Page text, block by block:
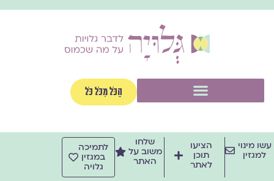
הַכֹּל מִכֹּל כֹּל
מינוי
למגזין
הציעו
תוכן
לאתר
שלחו
משוב על
האתר
לתמיכה
במגזין
גלויה